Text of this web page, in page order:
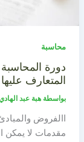
محاسبة
دورة
المتعارف عليها Accounting Assumptions
بواسطة هبة عبد
االفروض
مقدمات لا يمكن